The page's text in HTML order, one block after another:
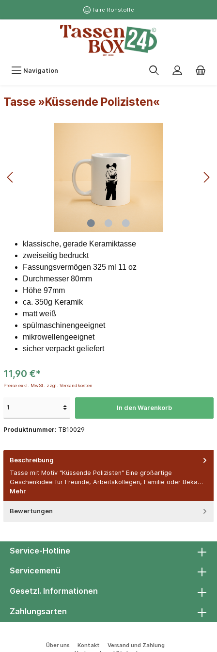
faire Rohstoffe
Navigation
Tasse »Küssende Polizisten«
klassische, gerade Keramiktasse
zweiseitig bedruckt
Fassungsvermögen 325 ml 11 oz
Durchmesser 80mm
Höhe 97mm
ca. 350g Keramik
matt weiß
spülmaschinengeeignet
mikrowellengeeignet
sicher verpackt geliefert
11,90 €*
Preise exkl. MwSt. zzgl. Versandkosten
In den Warenkorb
Produktnummer: TB10029
Beschreibung
Tasse mit Motiv "Küssende Polizisten" Eine großartige
Geschenkidee für Freunde, Arbeitskollegen, Familie oder Beka…
Mehr
Bewertungen
Service-Hotline
Servicemenü
Gesetzl. Informationen
Zahlungsarten
Über uns Kontakt
Versand und Zahlung